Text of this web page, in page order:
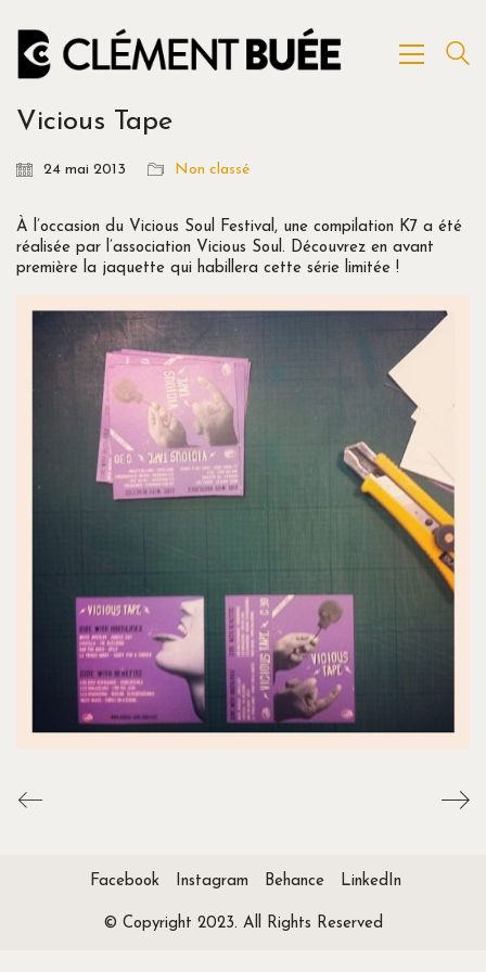
Vicious Tape
24 mai 2013 Non classé
À l’occasion du Vicious Soul Festival, une compilation K7 a été
réalisée par l’association Vicious Soul. Découvrez en avant
première la jaquette qui habillera cette série limitée !
Facebook Instagram Behance LinkedIn
© Copyright 2023. All Rights Reserved